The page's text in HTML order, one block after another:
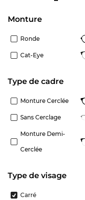
Monture
Ronde
Cat-Eye
Type de cadre
Monture Cerclée
Sans Cerclage
Monture Demi-
Cerclée
Type de visage
Carré